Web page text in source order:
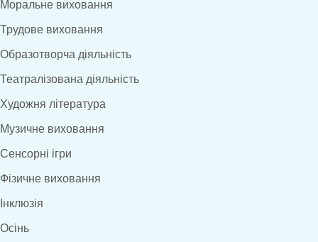
Моральне виховання
Трудове виховання
Образотворча діяльність
Театралізована діяльність
Художня література
Музичне виховання
Сенсорні ігри
Фізичне виховання
Інклюзія
Осінь